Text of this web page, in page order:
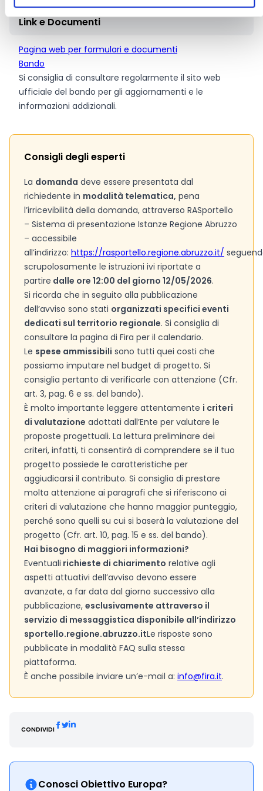
Link e Documenti
Pagina web per formulari e documenti
Bando
Si consiglia di consultare regolarmente il sito web
ufficiale del bando per gli aggiornamenti e le
informazioni addizionali.
Consigli degli esperti
La domanda deve essere presentata dal
richiedente in modalità telematica, pena
l’irricevibilità della domanda, attraverso RASportello
– Sistema di presentazione Istanze Regione Abruzzo
– accessibile
all’indirizzo: https://rasportello.regione.abruzzo.it/
scrupolosamente le istruzioni ivi riportate a
partire dalle ore 12:00 del giorno 12/05/2026.
Si ricorda che in seguito alla pubblicazione
dell’avviso sono stati organizzati specifici eventi
dedicati sul territorio regionale. Si consiglia di
consultare la pagina di Fira per il calendario.
Le spese ammissibili sono tutti quei costi che
possiamo imputare nel budget di progetto. Si
consiglia pertanto di verificarle con attenzione (Cfr.
art. 3, pag. 6 e ss. del bando).
È molto importante leggere attentamente i criteri
di valutazione adottati dall’Ente per valutare le
proposte progettuali. La lettura preliminare dei
criteri, infatti, ti consentirà di comprendere se il tuo
progetto possiede le caratteristiche per
aggiudicarsi il contributo. Si consiglia di prestare
molta attenzione ai paragrafi che si riferiscono ai
criteri di valutazione che hanno maggior punteggio,
perché sono quelli su cui si baserà la valutazione del
progetto (Cfr. art. 10, pag. 15 e ss. del bando).
Hai bisogno di maggiori informazioni?
Eventuali richieste di chiarimento relative agli
aspetti attuativi dell’avviso devono essere
avanzate, a far data dal giorno successivo alla
pubblicazione, esclusivamente attraverso il
servizio di messaggistica disponibile all’indirizzo
sportello.regione.abruzzo.itLe risposte sono
pubblicate in modalità FAQ sulla stessa
piattaforma.
È anche possibile inviare un’e-mail a: info@fira.it.
CONDIVIDI
Conosci Obiettivo Europa?